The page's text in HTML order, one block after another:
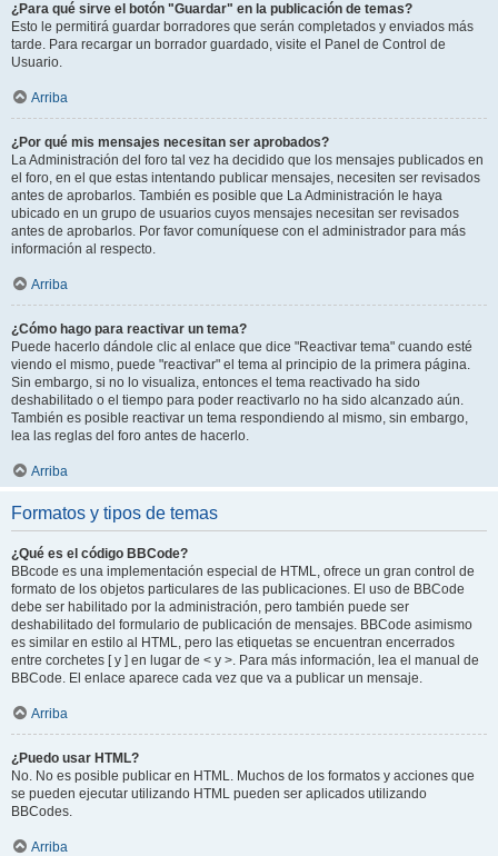
¿Para qué sirve el botón "Guardar" en la publicación de temas?
Esto le permitirá guardar borradores que serán completados y enviados más
tarde. Para recargar un borrador guardado, visite el Panel de Control de
Usuario.
Arriba
¿Por qué mis mensajes necesitan ser aprobados?
La Administración del foro tal vez ha decidido que los mensajes publicados en
el foro, en el que estas intentando publicar mensajes, necesiten ser revisados
antes de aprobarlos. También es posible que La Administración le haya
ubicado en un grupo de usuarios cuyos mensajes necesitan ser revisados
antes de aprobarlos. Por favor comuníquese con el administrador para más
información al respecto.
Arriba
¿Cómo hago para reactivar un tema?
Puede hacerlo dándole clic al enlace que dice "Reactivar tema" cuando esté
viendo el mismo, puede "reactivar" el tema al principio de la primera página.
Sin embargo, si no lo visualiza, entonces el tema reactivado ha sido
deshabilitado o el tiempo para poder reactivarlo no ha sido alcanzado aún.
También es posible reactivar un tema respondiendo al mismo, sin embargo,
lea las reglas del foro antes de hacerlo.
Arriba
Formatos y tipos de temas
¿Qué es el código BBCode?
BBcode es una implementación especial de HTML, ofrece un gran control de
formato de los objetos particulares de las publicaciones. El uso de BBCode
debe ser habilitado por la administración, pero también puede ser
deshabilitado del formulario de publicación de mensajes. BBCode asimismo
es similar en estilo al HTML, pero las etiquetas se encuentran encerrados
entre corchetes [ y ] en lugar de < y >. Para más información, lea el manual de
BBCode. El enlace aparece cada vez que va a publicar un mensaje.
Arriba
¿Puedo usar HTML?
No. No es posible publicar en HTML. Muchos de los formatos y acciones que
se pueden ejecutar utilizando HTML pueden ser aplicados utilizando
BBCodes.
Arriba